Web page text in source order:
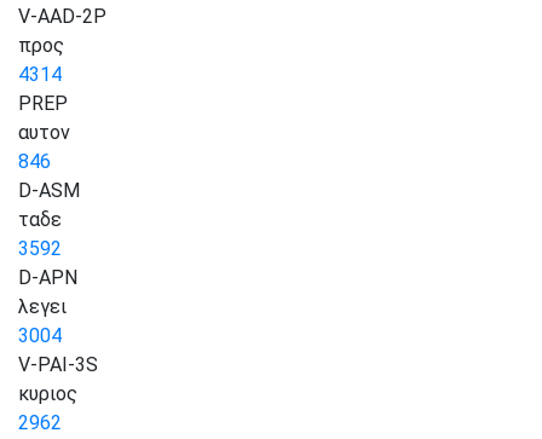
V-AAD-2P
προς
4314
PREP
αυτον
846
D-ASM
ταδε
3592
D-APN
λεγει
3004
V-PAI-3S
κυριος
2962